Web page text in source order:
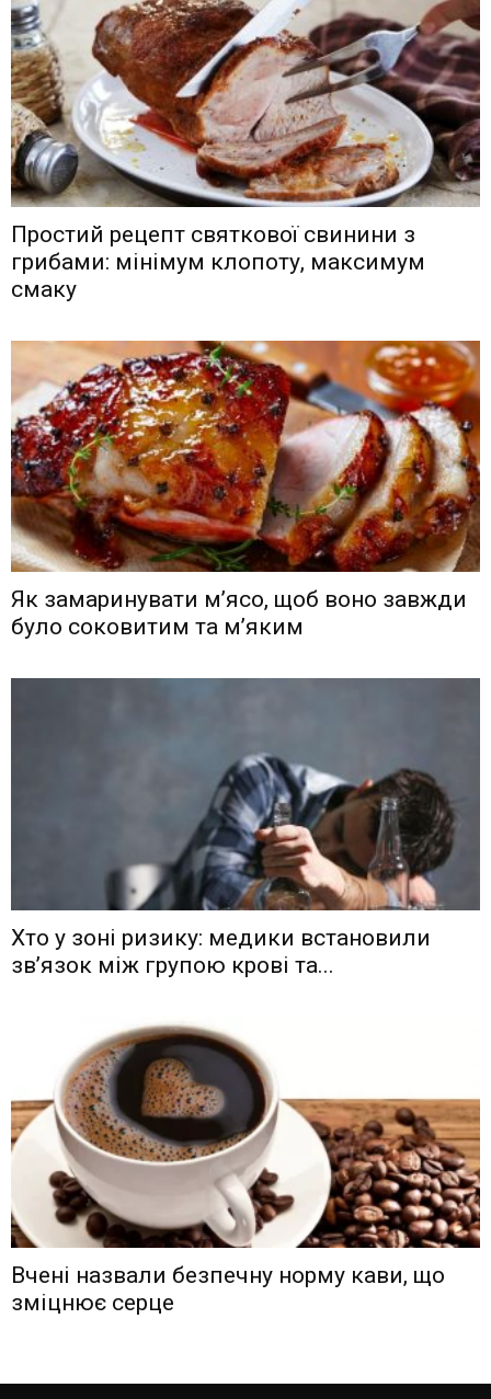
Простий рецепт святкової свинини з
грибами: мінімум клопоту, максимум
смаку
Як замаринувати м’ясо, щоб воно завжди
було соковитим та м’яким
Хто у зоні ризику: медики встановили
зв’язок між групою крові та...
Вчені назвали безпечну норму кави, що
зміцнює серце